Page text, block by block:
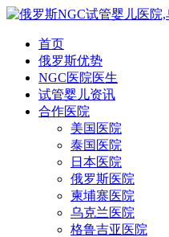
首页
俄罗斯优势
NGC医院医生
试管婴儿资讯
合作医院
美国医院
泰国医院
日本医院
俄罗斯医院
柬埔寨医院
乌克兰医院
格鲁吉亚医院